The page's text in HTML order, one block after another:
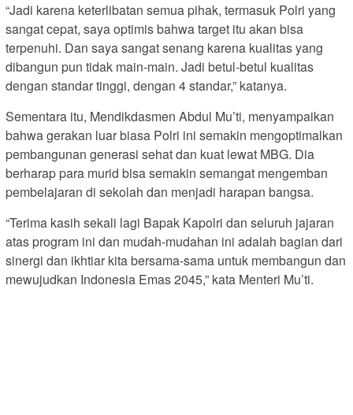
“Jadi karena keterlibatan semua pihak, termasuk Polri yang
sangat cepat, saya optimis bahwa target itu akan bisa
terpenuhi. Dan saya sangat senang karena kualitas yang
dibangun pun tidak main-main. Jadi betul-betul kualitas
dengan standar tinggi, dengan 4 standar,” katanya.
Sementara itu, Mendikdasmen Abdul Mu’ti, menyampaikan
bahwa gerakan luar biasa Polri ini semakin mengoptimalkan
pembangunan generasi sehat dan kuat lewat MBG. Dia
berharap para murid bisa semakin semangat mengemban
pembelajaran di sekolah dan menjadi harapan bangsa.
“Terima kasih sekali lagi Bapak Kapolri dan seluruh jajaran
atas program ini dan mudah-mudahan ini adalah bagian dari
sinergi dan ikhtiar kita bersama-sama untuk membangun dan
mewujudkan Indonesia Emas 2045,” kata Menteri Mu’ti.